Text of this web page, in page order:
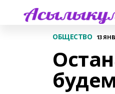
ОБЩЕСТВО 13